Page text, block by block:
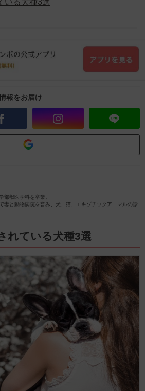
いる犬種3選
報をお届け
部獣医学科を卒業。
妻と動物病院を営み、犬、猫、エキゾチックアニマルの診
ど)、歯科、産科に力を入れています。
れている犬種3選